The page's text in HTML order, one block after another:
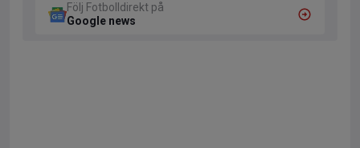
Följ Fotbolldirekt på
Google news